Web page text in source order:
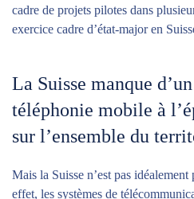
cadre de projets pilotes dans
exercice cadre d’état-major en
La Suisse manque
téléphonie mobile à
sur l’ensemble du
Mais la Suisse n’est pas
effet, les systèmes de